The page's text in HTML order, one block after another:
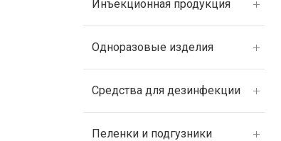
Инъекционная продукция
Одноразовые изделия
Средства для дезинфекции
Пеленки и подгузники